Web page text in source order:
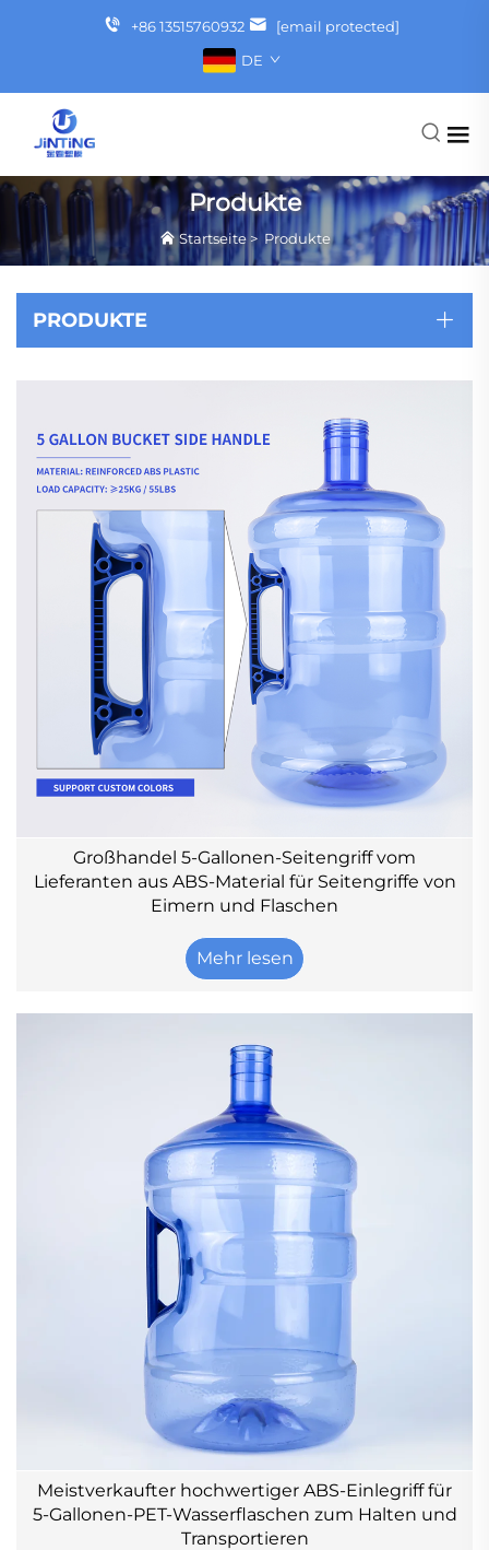
+86 13515760932
[email protected]
DE
Produkte
Startseite> Produkte
PRODUKTE
Großhandel 5-Gallonen-Seitengriff vom
Lieferanten aus ABS-Material für Seitengriffe von
Eimern und Flaschen
Mehr lesen
Meistverkaufter hochwertiger ABS-Einlegriff für
5-Gallonen-PET-Wasserflaschen zum Halten und
Transportieren